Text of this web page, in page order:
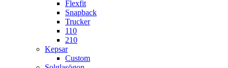
Flexfit
Snapback
Trucker
110
210
Kepsar
Custom